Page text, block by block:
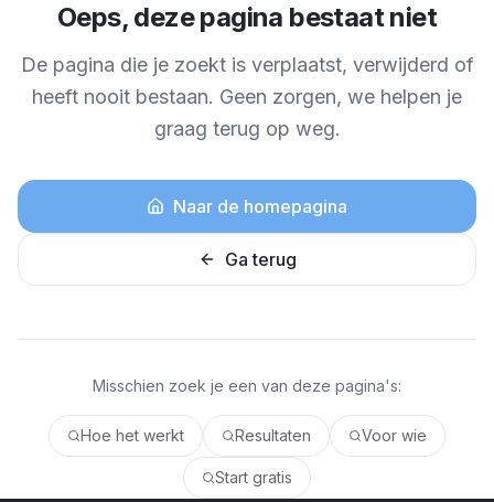
Oeps, deze pagina bestaat niet
De pagina die je zoekt is verplaatst, verwijderd of
heeft nooit bestaan. Geen zorgen, we helpen je
graag terug op weg.
Naar de homepagina
Ga terug
Misschien zoek je een van deze pagina's:
Hoe het werkt Resultaten Voor wie
Start gratis